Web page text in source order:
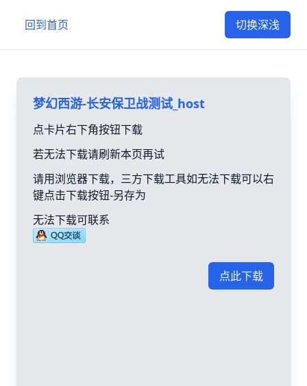
回到首页 切换深浅
梦幻西游-长安保卫战测试_host
点卡片右下角按钮下载
若无法下载请刷新本页再试
请用浏览器下载，三方下载工具如无法下载可以右
键点击下载按钮-另存为
无法下载可联系
点此下载